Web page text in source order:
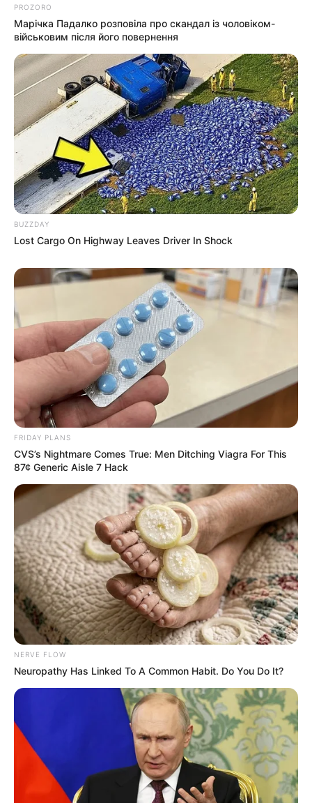
Пов’язаний запис
ГАРЯЧI ПОДІЇ
У Ясінянській громаді відкрили
черговий простір психологічної
підтримки (фото)
PROZORO
Марічка Падалко розповіла про скандал із чоловіком-
військовим після його повернення
BUZZDAY
Lost Cargo On Highway Leaves Driver In Shock
FRIDAY PLANS
CVS’s Nightmare Comes True: Men Ditching Viagra For This
87¢ Generic Aisle 7 Hack
NERVE FLOW
Neuropathy Has Linked To A Common Habit. Do You Do It?